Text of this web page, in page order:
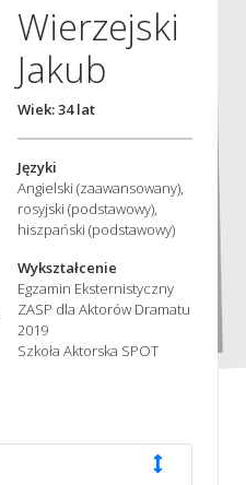
Wierzejski
Jakub
Wiek: 34 lat
Języki
Angielski (zaawansowany),
rosyjski (podstawowy),
hiszpański (podstawowy)
Wykształcenie
Egzamin Eksternistyczny
ZASP dla Aktorów Dramatu
2019
Szkoła Aktorska SPOT